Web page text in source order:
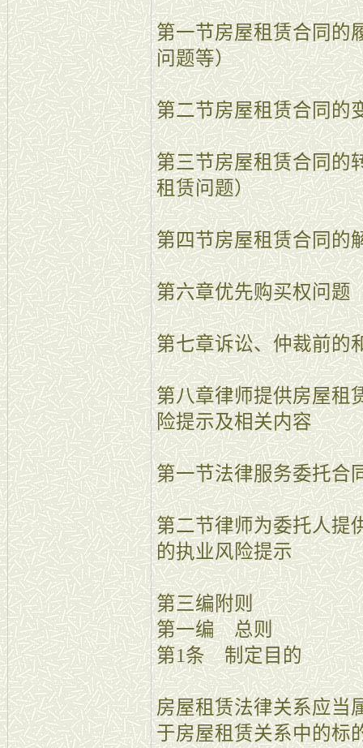
第一节房屋租赁合同的
问题等）
第二节房屋租赁合同的
第三节房屋租赁合同的
租赁问题）
第四节房屋租赁合同的
第六章优先购买权问题
第七章诉讼、仲裁前的
第八章律师提供房屋租
险提示及相关内容
第一节法律服务委托合
第二节律师为委托人提
的执业风险提示
第三编附则
第一编 总则
第1条 制定目的
房屋租赁法律关系应当
于房屋租赁关系中的标